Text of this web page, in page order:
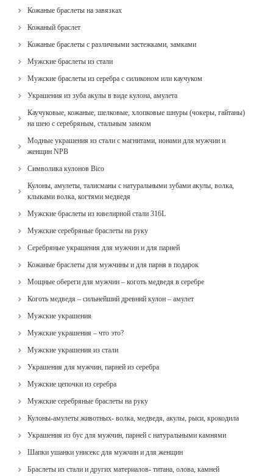
Кожаные браслеты на завязках
Кожаный браслет
Кожаные браслеты с различными застежками, замками
Мужские браслеты из стали
Мужские браслеты из серебра с силиконом или каучуком
Украшения из зуба акулы в виде кулона, амулета
Каучуковые, кожаные, шелковые, хлопковые шнуры (чокеры, гайтаны)
на шею с серебряным, стальным замком
Модные украшения из стали с магнитами, ионами для мужчин и
женщин NPB
Cимволика кулонов Bico
Кулоны, амулеты, талисманы с натуральными зубами акулы, волка,
клыками волка, когтями медведя
Мужские браслеты из ювелирной стали 316L
Мужские серебряные браслеты на руку
Серебряные украшения для мужчин и для парней
Кожаные браслеты для мужчины и для парня в подарок
Мощные обереги для мужчин – коготь медведя в серебре
Коготь медведя – сильнейший древний кулон – амулет
Мужские украшения
Мужские украшения – что это?
Мужские украшения из стали
Украшения для мужчин, парней из серебра
Мужские цепочки из серебра
Мужские серебряные браслеты на руку
Кулоны-амулеты животных- волка, медведя, акулы, рыси, крокодила
Украшения из бус для мужчин, парней с натуральными камнями
Шапки ушанки унисекс для мужчин и для женщин
Браслеты из стали и других материалов- титана, олова, камней